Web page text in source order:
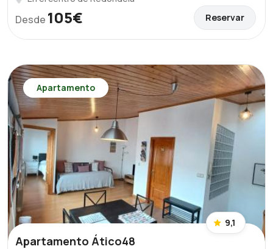
Desde 105€ Reservar
Apartamento
9,1
Apartamento Ático48